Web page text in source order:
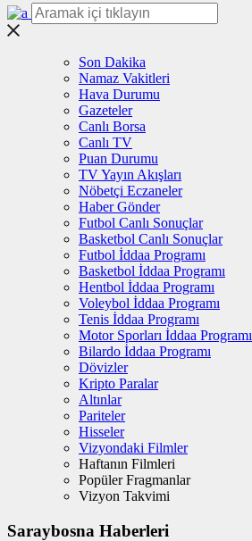
Son Dakika
Namaz Vakitleri
Hava Durumu
Gazeteler
Canlı Borsa
Canlı TV
Puan Durumu
TV Yayın Akışları
Nöbetçi Eczaneler
Haber Gönder
Futbol Canlı Sonuçlar
Basketbol Canlı Sonuçlar
Futbol İddaa Programı
Basketbol İddaa Programı
Hentbol İddaa Programı
Voleybol İddaa Programı
Tenis İddaa Programı
Motor Sporları İddaa Programı
Bilardo İddaa Programı
Dövizler
Kripto Paralar
Altınlar
Pariteler
Hisseler
Vizyondaki Filmler
Haftanın Filmleri
Popüler Fragmanlar
Vizyon Takvimi
Saraybosna Haberleri